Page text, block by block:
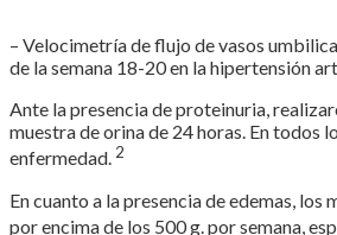
– Velocimetría de flujo de vasos
de la semana 18-20 en la hipertensión
Ante la presencia de proteinuria,
muestra de orina de 24 horas. En
enfermedad.2
En cuanto a la presencia de edemas,
por encima de los 500 g. por semana,